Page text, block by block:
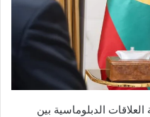
الدبلوماسية بين